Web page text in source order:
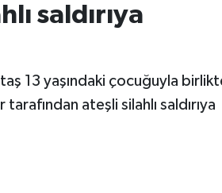
saldırıya
13 yaşındaki çocuğuyla
ateşli silahlı saldırıya